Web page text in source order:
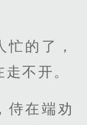
的了，
不开。
侍在端劝